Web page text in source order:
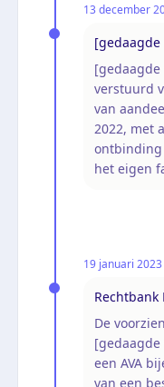
13 december
[gedaagde
verstuurd
van
2022, met
ontbinding
het eigen
19 januari 2023
Rechtbank
De
een AVA
van een